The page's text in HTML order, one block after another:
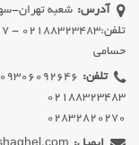
آدرس:
حسامی
تلفن:
02832820270